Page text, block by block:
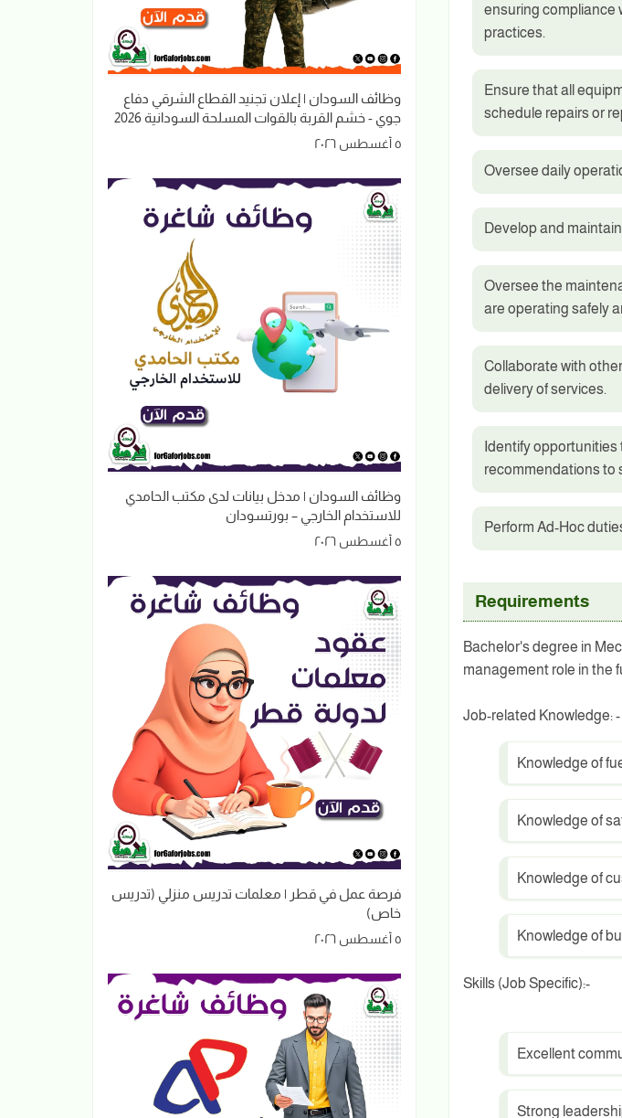
ensuring compliance
practices.
Ensure that all
schedule repairs or
Oversee daily
Develop and
Oversee the
are operating safely
Collaborate with
delivery of services.
Identify
recommendations to
Perform Ad-Hoc
Requirements
Bachelor's degree in
management role in the
Job-related Knowledge: -
Knowledge of
Knowledge of
Knowledge of
Knowledge of
Skills (Job Specific):-
Excellent
Strong
وظائف السودان | إعلان تجنيد القطاع الشرقي دفاع
جوي - خشم القربة بالقوات المسلحة السودانية 2026
٥ أغسطس ٢٠٢٦
وظائف السودان | مدخل بيانات لدى مكتب الحامدي
للاستخدام الخارجي – بورتسودان
٥ أغسطس ٢٠٢٦
فرصة عمل في قطر | معلمات تدريس منزلي (تدريس
خاص)
٥ أغسطس ٢٠٢٦